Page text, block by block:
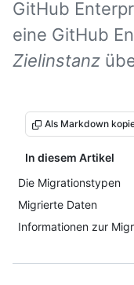
GitHub
eine GitHub
Zielinstanz
Als Markdown
In diesem Artikel
Die Migrationstypen
Migrierte Daten
Informationen zur